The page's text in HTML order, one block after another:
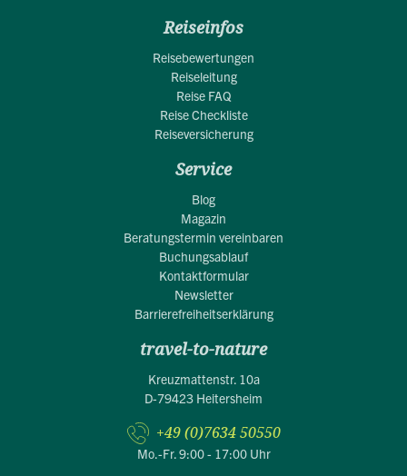
Reiseinfos
Reisebewertungen
Reiseleitung
Reise FAQ
Reise Checkliste
Reiseversicherung
Service
Blog
Magazin
Beratungstermin vereinbaren
Buchungsablauf
Kontaktformular
Newsletter
Barrierefreiheitserklärung
travel-to-nature
Kreuzmattenstr. 10a
D-79423 Heitersheim
+49 (0)7634 50550
Mo.-Fr. 9:00 - 17:00 Uhr